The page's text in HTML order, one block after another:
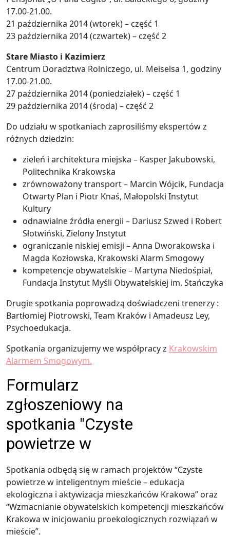
17.00-21.00.
21 października 2014 (wtorek) – część 1
23 października 2014 (czwartek) – część 2
Stare Miasto i Kazimierz
Centrum Doradztwa Rolniczego, ul. Meiselsa 1, godziny
17.00-21.00.
27 października 2014 (poniedziałek) – część 1
29 października 2014 (środa) – część 2
Do udziału w spotkaniach zaprosiliśmy ekspertów z
różnych dziedzin:
zieleń i architektura miejska – Kasper Jakubowski,
Politechnika Krakowska
zrównoważony transport – Marcin Wójcik, Fundacja
Otwarty Plan i Piotr Knaś, Małopolski Instytut
Kultury
odnawialne źródła energii – Dariusz Szwed i Robert
Słotwiński, Zielony Instytut
ograniczanie niskiej emisji – Anna Dworakowska i
Magda Kozłowska, Krakowski Alarm Smogowy
kompetencje obywatelskie – Martyna Niedośpiał,
Fundacja Instytut Myśli Obywatelskiej im. Stańczyka
Drugie spotkania poprowadzą doświadczeni trenerzy :
Bartłomiej Piotrowski, Team Kraków i Amadeusz Ley,
Psychoedukacja.
Spotkania organizujemy we współpracy z Krakowskim
Alarmem Smogowym.
Spotkania odbędą się w ramach projektów “Czyste
powietrze w inteligentnym mieście – edukacja
ekologiczna i aktywizacja mieszkańców Krakowa” oraz
“Wzmacnianie obywatelskich kompetencji mieszkańców
Krakowa w inicjowaniu proekologicznych rozwiązań w
mieście”.